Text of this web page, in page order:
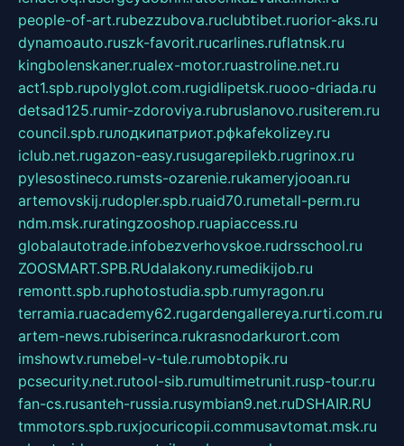
people-of-art.rubezzubova.ruclubtibet.ruorior-aks.ru
dynamoauto.ruszk-favorit.rucarlines.ruflatnsk.ru
kingbolenskaner.rualex-motor.ruastroline.net.ru
act1.spb.rupolyglot.com.rugidlipetsk.ruooo-driada.ru
detsad125.rumir-zdoroviya.rubruslanovo.rusiterem.ru
council.spb.ruлодкипатриот.рфkafekolizey.ru
iclub.net.rugazon-easy.rusugarepilekb.rugrinox.ru
pylesostineco.rumsts-ozarenie.rukameryjooan.ru
artemovskij.rudopler.spb.ruaid70.rumetall-perm.ru
ndm.msk.ruratingzooshop.ruapiaccess.ru
globalautotrade.infobezverhovskoe.rudrsschool.ru
ZOOSMART.SPB.RUdalakony.rumedikijob.ru
remontt.spb.ruphotostudia.spb.rumyragon.ru
terramia.ruacademy62.rugardengallereya.rurti.com.ru
artem-news.rubiserinca.rukrasnodarkurort.com
imshowtv.rumebel-v-tule.rumobtopik.ru
pcsecurity.net.rutool-sib.rumultimetrunit.rusp-tour.ru
fan-cs.rusanteh-russia.rusymbian9.net.ruDSHAIR.RU
tmmotors.spb.ruxjocuricopii.commusavtomat.msk.ru